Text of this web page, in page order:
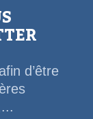
d’être